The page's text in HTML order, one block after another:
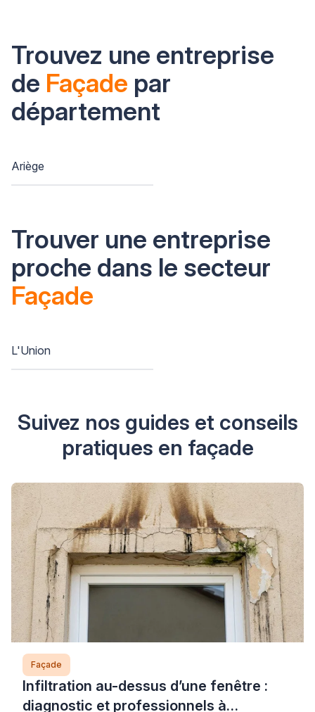
Trouvez une entreprise
de Façade par
département
Ariège
Trouver une entreprise
proche dans le secteur
Façade
L'Union
Suivez nos guides et conseils
pratiques en façade
Façade
Infiltration au-dessus d’une fenêtre :
diagnostic et professionnels à